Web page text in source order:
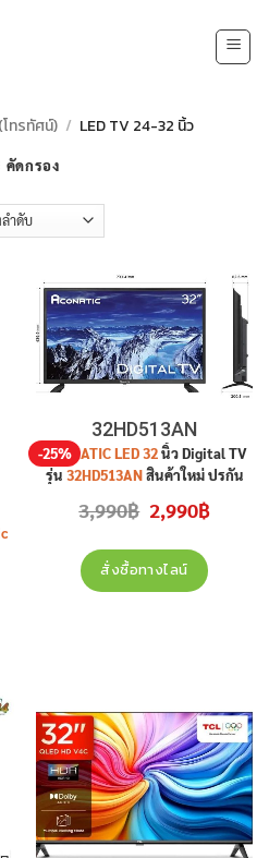
ทรทัศน์) / LED TV 24-32 นิ้ว
คัดกรอง
-25%
32HD513AN
ACONATIC LED 32นิ้ว Digital TV
รุ่น 32HD513ANสินค้าใหม่ ปรกัน
เป็น SMART TV ****
3,990฿ Original
price
3,990฿.
2,990฿Current
price
สั่งซื้อทางไลน์